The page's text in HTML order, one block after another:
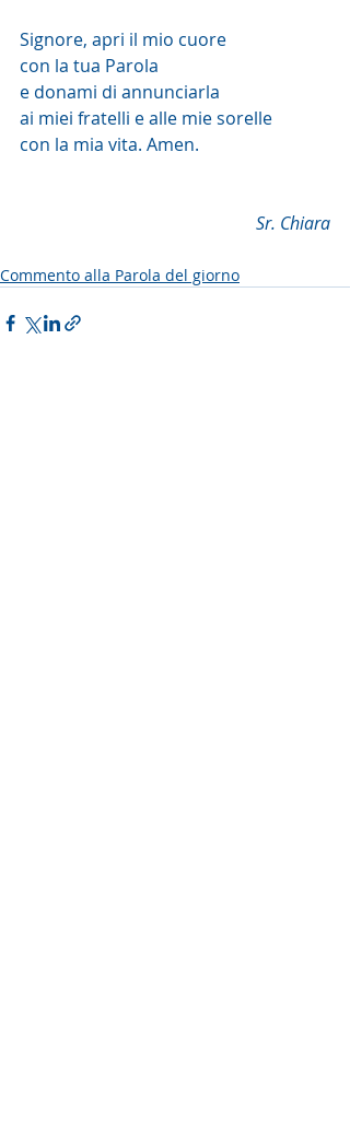
Signore, apri il mio cuore
con la tua Parola
e donami di annunciarla
ai miei fratelli e alle mie sorelle
con la mia vita. Amen.
    Sr. Chiara
Commento alla Parola del giorno